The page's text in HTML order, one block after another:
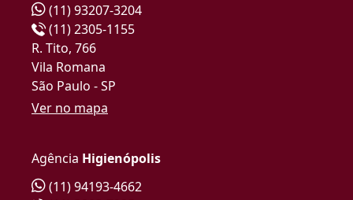
(11) 93207-3204
(11) 2305-1155
R. Tito, 766
Vila Romana
São Paulo - SP
Ver no mapa
Agência Higienópolis
(11) 94193-4662